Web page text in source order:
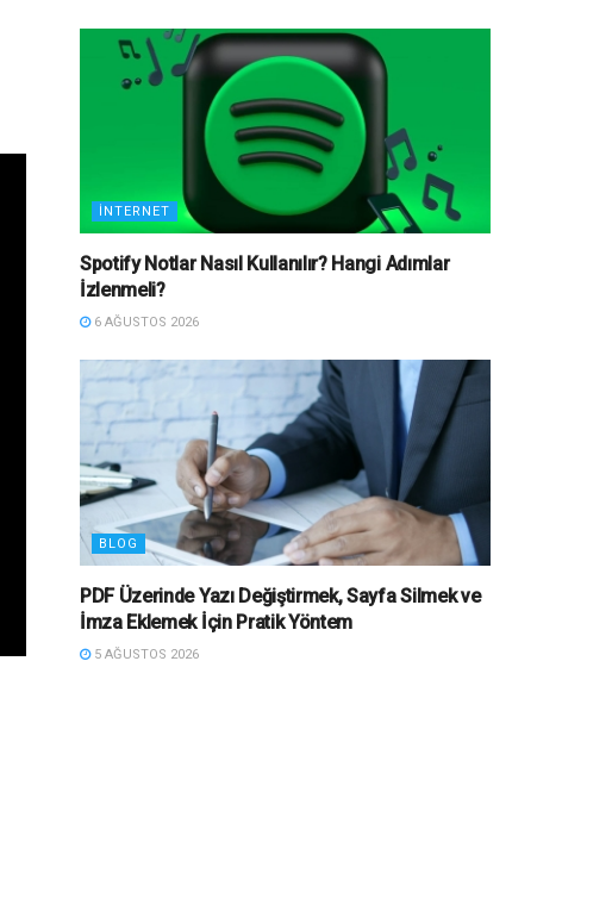
İNTERNET
Spotify Notlar Nasıl Kullanılır? Hangi Adımlar
İzlenmeli?
6 AĞUSTOS 2026
BLOG
PDF Üzerinde Yazı Değiştirmek, Sayfa Silmek ve
İmza Eklemek İçin Pratik Yöntem
5 AĞUSTOS 2026